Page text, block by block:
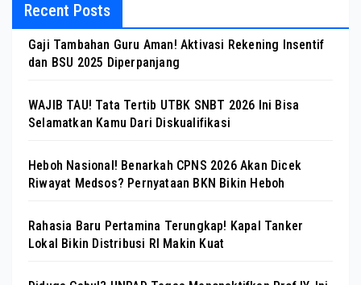
Recent Posts
Gaji Tambahan Guru Aman! Aktivasi Rekening Insentif
dan BSU 2025 Diperpanjang
WAJIB TAU! Tata Tertib UTBK SNBT 2026 Ini Bisa
Selamatkan Kamu Dari Diskualifikasi
Heboh Nasional! Benarkah CPNS 2026 Akan Dicek
Riwayat Medsos? Pernyataan BKN Bikin Heboh
Rahasia Baru Pertamina Terungkap! Kapal Tanker
Lokal Bikin Distribusi RI Makin Kuat